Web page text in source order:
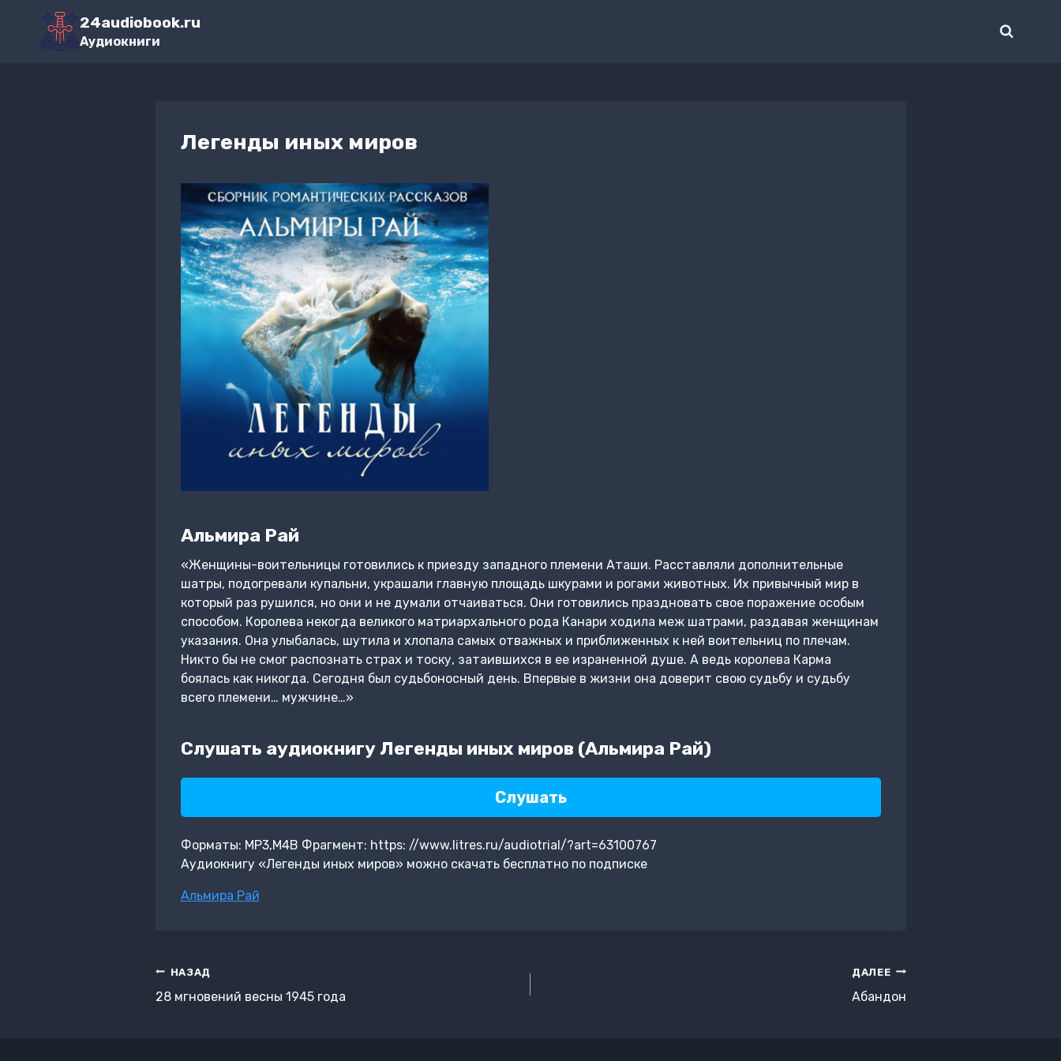
Перейти
содержимому
24audiobook.ru
Аудиокниги
Легенды иных миров
Альмира Рай
«Женщины-воительницы готовились к приезду западного племени Аташи. Расставляли дополнительные
шатры, подогревали купальни, украшали главную площадь шкурами и рогами животных. Их привычный мир в
который раз рушился, но они и не думали отчаиваться. Они готовились праздновать свое поражение особым
способом. Королева некогда великого матриархального рода Канари ходила меж шатрами, раздавая женщинам
указания. Она улыбалась, шутила и хлопала самых отважных и приближенных к ней воительниц по плечам.
Никто бы не смог распознать страх и тоску, затаившихся в ее израненной душе. А ведь королева Карма
боялась как никогда. Сегодня был судьбоносный день. Впервые в жизни она доверит свою судьбу и судьбу
всего племени… мужчине…»
Слушать аудиокнигу Легенды иных миров (Альмира Рай)
Слушать
Форматы: MP3,M4B Фрагмент: https: //www.litres.ru/audiotrial/?art=63100767
Аудиокнигу «Легенды иных миров» можно скачать бесплатно по подписке
Метки
Альмира Рай
Навигация
по
НАЗАД
28 мгновений весны 1945 года
ДАЛЕЕ
Абандон